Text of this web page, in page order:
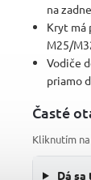
na
Kryt má
M25/
Vodiče
priamo
Časté
Kliknutím
Dá